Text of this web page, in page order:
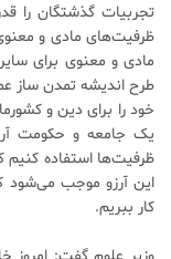
تجربیات گذشتگان را
ظرفیت‌های مادی و
مادی و معنوی برای
طرح اندیشه تمدن ساز
خود را برای دین و
یک جامعه و حکومت
ظرفیت‌ها استفاده کنیم
این آرزو موجب می‌شود
کار ببریم.